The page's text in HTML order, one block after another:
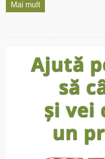
Mai mult